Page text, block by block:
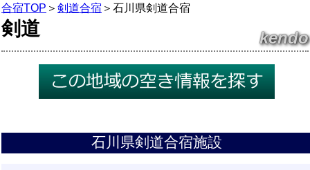
合宿TOP ＞ 剣道合宿 ＞ 石川県剣道合宿
剣道 kendo
石川県剣道合宿施設